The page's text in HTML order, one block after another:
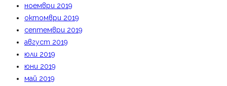
ноември 2019
октомври 2019
септември 2019
август 2019
юли 2019
юни 2019
май 2019